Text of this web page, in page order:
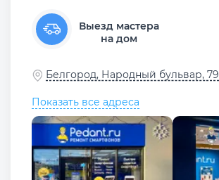
Выезд мастера
на дом
Белгород, Народный бульвар, 79
Показать все адреса